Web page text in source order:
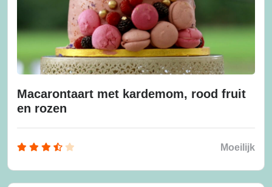
Macarontaart met kardemom, rood fruit
en rozen
Moeilijk